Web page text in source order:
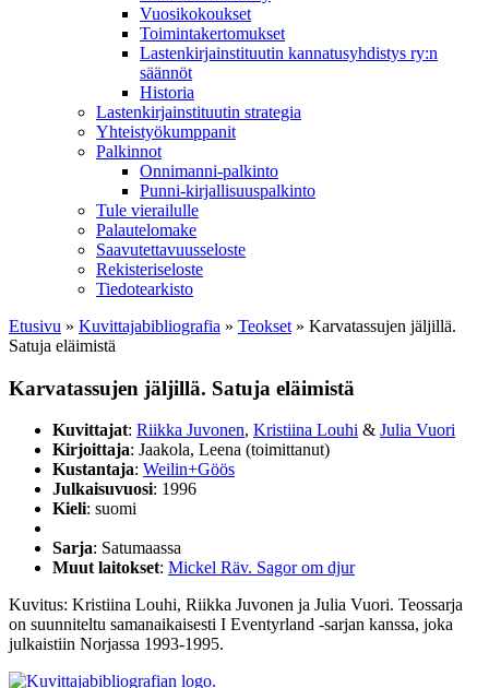
Vuosikokoukset
Toimintakertomukset
Lastenkirjainstituutin kannatusyhdistys ry:n
säännöt
Historia
Lastenkirjainstituutin strategia
Yhteistyökumppanit
Palkinnot
Onnimanni-palkinto
Punni-kirjallisuuspalkinto
Tule vierailulle
Palautelomake
Saavutettavuusseloste
Rekisteriseloste
Tiedotearkisto
Etusivu » Kuvittaja­bibliografia » Teokset » Karvatassujen jäljillä.
Satuja eläimistä
Karvatassujen jäljillä. Satuja eläimistä
Kuvittajat: Riikka Juvonen, Kristiina Louhi & Julia Vuori
Kirjoittaja: Jaakola, Leena (toimittanut)
Kustantaja: Weilin+Göös
Julkaisuvuosi: 1996
Kieli: suomi
Sarja: Satumaassa
Muut laitokset: Mickel Räv. Sagor om djur
Kuvitus: Kristiina Louhi, Riikka Juvonen ja Julia Vuori. Teossarja
on suunniteltu samanaikaisesti I Eventyrland -sarjan kanssa, joka
julkaistiin Norjassa 1993-1995.